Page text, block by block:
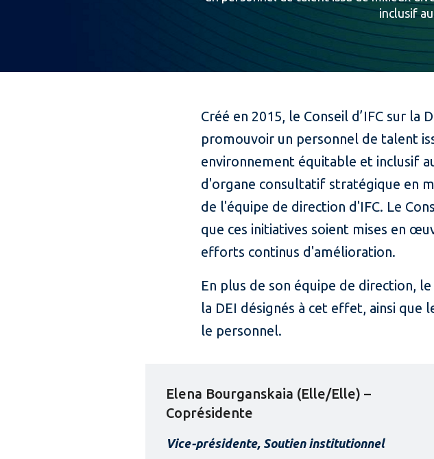
inclusif
Créé en 2015, le Conseil d’IFC sur
promouvoir un personnel de talent
environnement équitable et inclusif
d'organe consultatif stratégique en
de l'équipe de direction d'IFC. Le
que ces initiatives soient mises en
efforts continus d'amélioration.
En plus de son équipe de direction,
la DEI désignés à cet effet, ainsi que
le personnel.
Elena Bourganskaia (Elle/Elle) –
Coprésidente
Vice-présidente, Soutien institutionnel